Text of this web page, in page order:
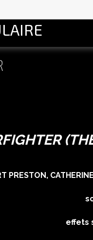
PRESTON,
: